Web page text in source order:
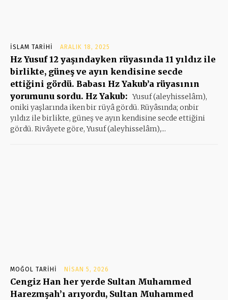
İSLAM TARIHI ARALIK 18, 2025
Hz Yusuf 12 yaşındayken rüyasında 11 yıldız ile
birlikte, güneş ve ayın kendisine secde
ettiğini gördü. Babası Hz Yakub’a rüyasının
yorumunu sordu. Hz Yakub: Yusuf (aleyhisselâm),
oniki yaşlarında iken bir rüyâ gördü. Rüyâsında; onbir
yıldız ile birlikte, güneş ve ayın kendisine secde ettiğini
gördü. Rivâyete göre, Yusuf (aleyhisselâm),...
MOĞOL TARIHI NISAN 5, 2026
Cengiz Han her yerde Sultan Muhammed
Harezmşah’ı arıyordu, Sultan Muhammed